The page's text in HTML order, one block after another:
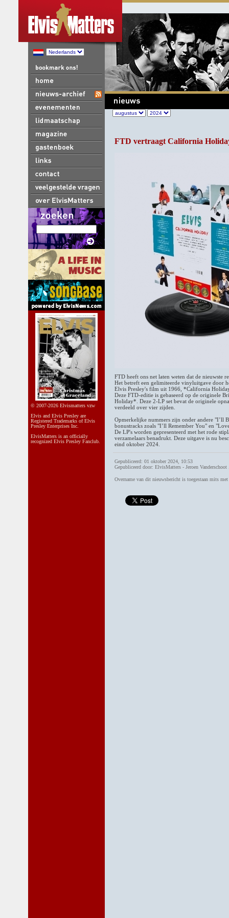
© 2007-2026 Elvismatters vzw
Elvis and Elvis Presley are
Registered Trademarks of Elvis
Presley Enterprises Inc.
ElvisMatters is an officially
recognized Elvis Presley Fanclub.
FTD vertraagt California
FTD heeft ons net laten weten dat de nieuwste
Het betreft een gelimiteerde vinyluitgave door
Elvis Presley's film uit 1966, *California
Deze FTD-editie is gebaseerd op de originele
Holiday*. Deze 2-LP set bevat de originele
verdeeld over vier zijden.
Opmerkelijke nummers zijn onder andere "I’ll
bonustracks zoals "I’ll Remember You" en
De LP's worden gepresenteerd met het rode
verzamelaars benadrukt. Deze uitgave is nu
eind oktober 2024.
Gepubliceerd: 01 oktober 2024, 10:53
Gepubliceerd door: ElvisMatters - Jeroen Vanderschoot
Overname van dit nieuwsbericht is toegestaan mits